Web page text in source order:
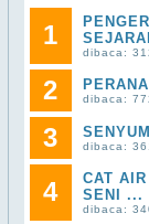
1
dibaca:
2 dibaca:
3 dibaca:
4
CAT
SENI ...
dibaca: